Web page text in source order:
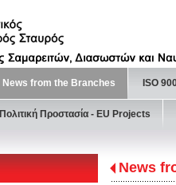
News from the Branches ISO
Πολιτική Προστασία - ΕU Projects
News